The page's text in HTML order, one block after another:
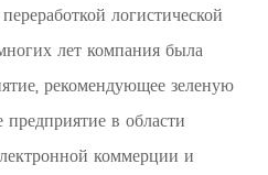
логистической
лет компания была
рекомендующее зеленую
в области
коммерции и